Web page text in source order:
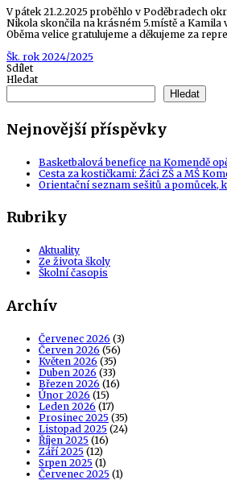
s
názvem
Okresní
V pátek 21.2.2025 proběhlo v Poděbradech
Nikola skončila na krásném 5.místě a
Oběma velice gratulujeme a děkujeme za
Tags
Šk. rok 2024/2025
Sdílet
Hledat
Hledat
Nejnovější příspěvky
Basketbalová benefice na Komendě
Cesta za kostičkami: Žáci ZŠ a MŠ
Orientační seznam sešitů a pomůcek,
Rubriky
Aktuality
Ze života školy
Školní časopis
Archív
Červenec 2026 (3)
Červen 2026 (56)
Květen 2026 (35)
Duben 2026 (33)
Březen 2026 (16)
Únor 2026 (15)
Leden 2026 (17)
Prosinec 2025 (35)
Listopad 2025 (24)
Říjen 2025 (16)
Září 2025 (12)
Srpen 2025 (1)
Červenec 2025 (1)